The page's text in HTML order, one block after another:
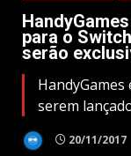
para o
serão
serem
20/11/2017